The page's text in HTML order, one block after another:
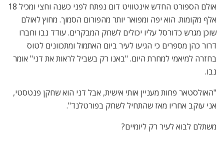
אולם הספורט החדש אינטוויט דום נפתח לפני כשנה וחצי ומכיל 18
אלף מקומות. הוא יפה ומפואר יותר מהפורום הסמוך. מחוץ לאולם
שוכן מגרש כדורסל עליו יכולים לשחק המבקרים. עודד נבו וחברו
דרור כהן מספרים כי הגיעו לעיר ביום האתמול ומתכוונים לטוס
בחזרה למיאמי למחרת היום. "באנו רק בשביל לראות את דני" אומר
נבו.
"האולסטאר פחות מעניין אותי אישית, אבל דני הוא שחקן פנטסטי,
אני עוקב אחריו מאז שהתחיל לשחק בפורטלנד".
משתלם לבוא לעיר רק ליומיים?